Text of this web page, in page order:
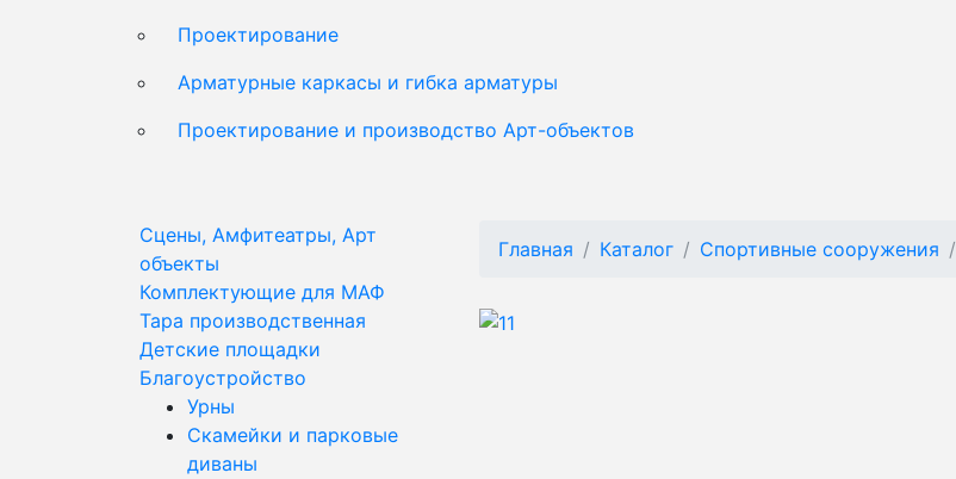
Проектирование
Арматурные каркасы и гибка арматуры
Проектирование и производство Арт-объектов
Сцены, Амфитеатры, Арт
объекты
Комплектующие для МАФ
Тара производственная
Детские площадки
Благоустройство
Урны
Скамейки и парковые
диваны
Главная Каталог Спортивные сооружения